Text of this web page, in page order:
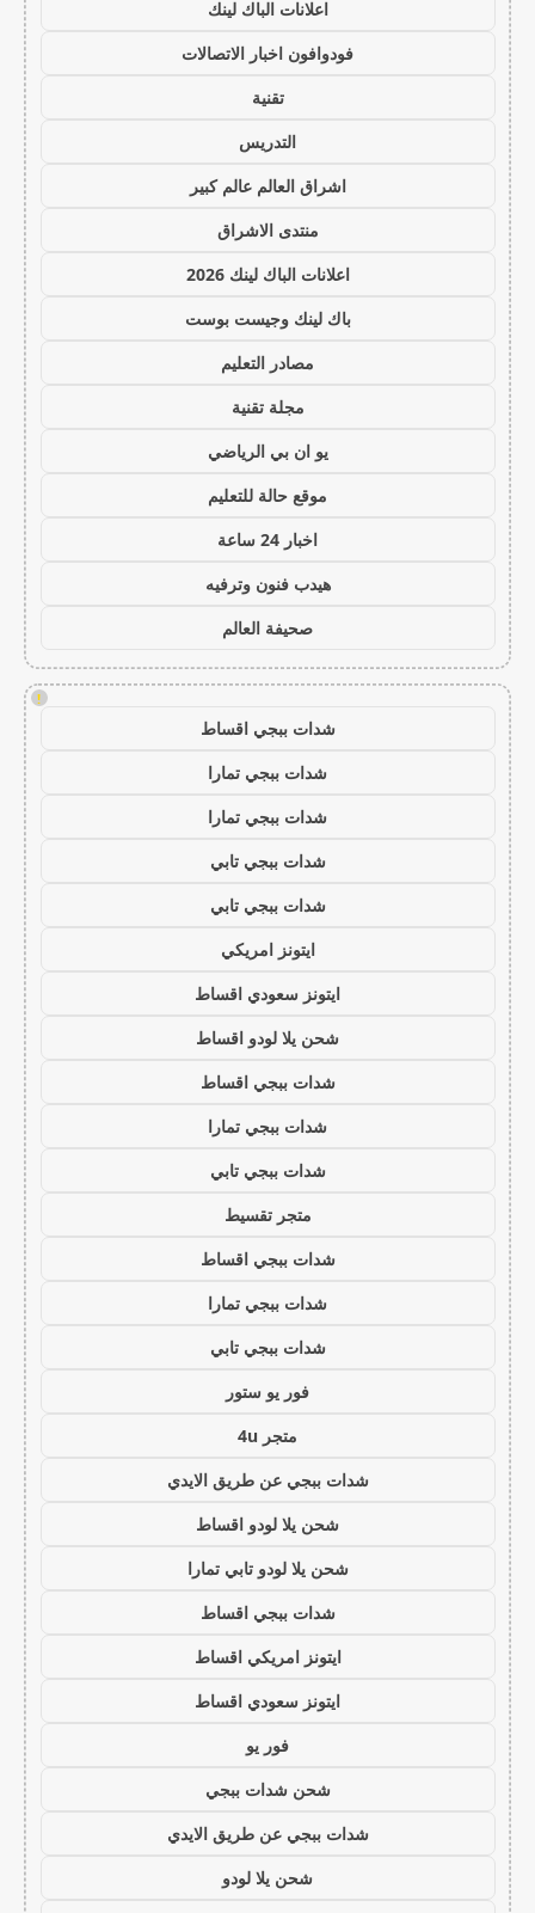
اعلانات الباك لينك
فودوافون اخبار الاتصالات
تقنية
التدريس
اشراق العالم عالم كبير
منتدى الاشراق
اعلانات الباك لينك 2026
باك لينك وجيست بوست
مصادر التعليم
مجلة تقنية
يو ان بي الرياضي
موقع حالة للتعليم
اخبار 24 ساعة
هيدب فنون وترفيه
صحيفة العالم
!
شدات ببجي اقساط
شدات ببجي تمارا
شدات ببجي تمارا
شدات ببجي تابي
شدات ببجي تابي
ايتونز امريكي
ايتونز سعودي اقساط
شحن يلا لودو اقساط
شدات ببجي اقساط
شدات ببجي تمارا
شدات ببجي تابي
متجر تقسيط
شدات ببجي اقساط
شدات ببجي تمارا
شدات ببجي تابي
فور يو ستور
متجر 4u
شدات ببجي عن طريق الايدي
شحن يلا لودو اقساط
شحن يلا لودو تابي تمارا
شدات ببجي اقساط
ايتونز امريكي اقساط
ايتونز سعودي اقساط
فور يو
شحن شدات ببجي
شدات ببجي عن طريق الايدي
شحن يلا لودو